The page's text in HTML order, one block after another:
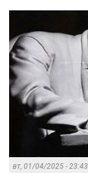
вт, 01/04/2025 - 23:43